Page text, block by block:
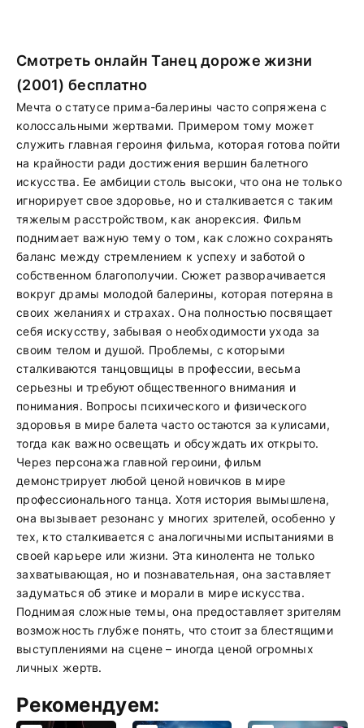
Смотреть онлайн Танец дороже жизни
(2001) бесплатно
Мечта о статусе прима-балерины часто сопряжена с
колоссальными жертвами. Примером тому может
служить главная героиня фильма, которая готова пойти
на крайности ради достижения вершин балетного
искусства. Ее амбиции столь высоки, что она не только
игнорирует свое здоровье, но и сталкивается с таким
тяжелым расстройством, как анорексия. Фильм
поднимает важную тему о том, как сложно сохранять
баланс между стремлением к успеху и заботой о
собственном благополучии. Сюжет разворачивается
вокруг драмы молодой балерины, которая потеряна в
своих желаниях и страхах. Она полностью посвящает
себя искусству, забывая о необходимости ухода за
своим телом и душой. Проблемы, с которыми
сталкиваются танцовщицы в профессии, весьма
серьезны и требуют общественного внимания и
понимания. Вопросы психического и физического
здоровья в мире балета часто остаются за кулисами,
тогда как важно освещать и обсуждать их открыто.
Через персонажа главной героини, фильм
демонстрирует любой ценой новичков в мире
профессионального танца. Хотя история вымышлена,
она вызывает резонанс у многих зрителей, особенно у
тех, кто сталкивается с аналогичными испытаниями в
своей карьере или жизни. Эта кинолента не только
захватывающая, но и познавательная, она заставляет
задуматься об этике и морали в мире искусства.
Поднимая сложные темы, она предоставляет зрителям
возможность глубже понять, что стоит за блестящими
выступлениями на сцене – иногда ценой огромных
личных жертв.
Рекомендуем: